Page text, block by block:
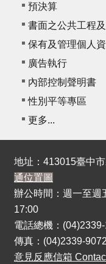
預決算
書面之公共工程
保有及管理個人
廣告執行
內部控制聲明書
性別平等專區
更多...
地址：413015臺中
通位置圖
辦公時間：週一至週
17:00
電話總機：
傳真：(04)2339-9072
意見反應信箱